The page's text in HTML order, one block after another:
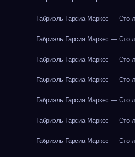
Габриэль Гарсиа Маркес — Сто
Габриэль Гарсиа Маркес — Сто
Габриэль Гарсиа Маркес — Сто
Габриэль Гарсиа Маркес — Сто
Габриэль Гарсиа Маркес — Сто
Габриэль Гарсиа Маркес — Сто
Габриэль Гарсиа Маркес — Сто